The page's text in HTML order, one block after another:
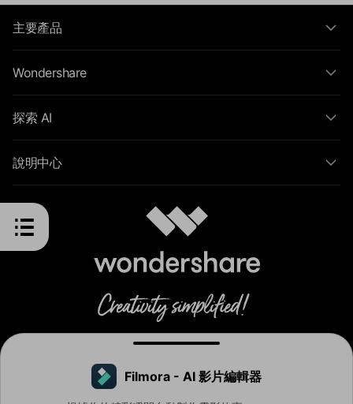
主要產品
Wondershare
探索 AI
說明中心
Filmora - AI 影片編輯器